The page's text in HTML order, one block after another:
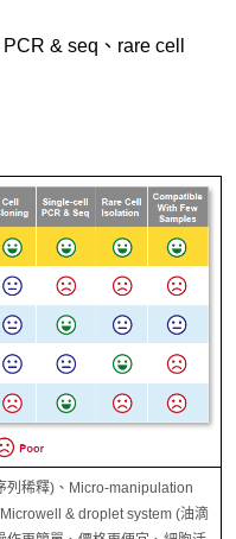
& seq、rare cell
列稀釋)、Micro-manipulation
& droplet system (油滴